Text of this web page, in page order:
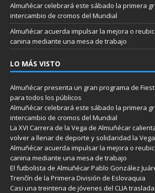
Almuñécar celebrará este sábado la primera
intercambio de cromos del Mundial
Almuñécar acuerda impulsar la mejora o
canina mediante una mesa de trabajo
LO MÁS VISTO
Almuñécar presenta un gran programa de
para todos los públicos
Almuñécar celebrará este sábado la primera
intercambio de cromos del Mundial
La XVI Carrera de la Vega de Almuñécar
volver a llenar de deporte y solidaridad la
Almuñécar acuerda impulsar la mejora o
canina mediante una mesa de trabajo
El futbolista de Almuñécar Pablo González
Trenčín de la Primera División de Eslovaquia
Casi una treintena de jóvenes del CLIA